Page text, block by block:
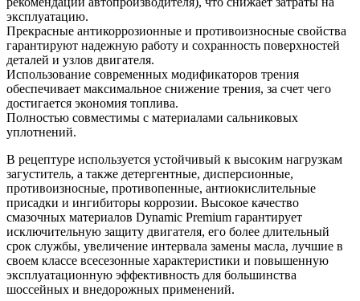
эксплуатацию.
Прекрасные антикоррозионные и противоизносные свойства
гарантируют надежную работу и сохранность поверхностей
деталей и узлов двигателя.
Использование современных модификаторов трения
обеспечивает максимальное снижение трения, за счет чего
достигается экономия топлива.
Полностью совместимы с материалами сальниковых
уплотнений.
В рецептуре используется устойчивый к высоким нагрузкам
загуститель, а также детергентные, дисперсионные,
противоизносные, противопенные, антиокислительные
присадки и ингибиторы коррозии. Высокое качество
смазочных материалов Dynamic Premium гарантирует
исключительную защиту двигателя, его более длительный
срок службы, увеличение интервала замены масла, лучшие в
своем классе всесезонные характеристики и повышенную
эксплуатационную эффективность для большинства
шоссейных и внедорожных применений.